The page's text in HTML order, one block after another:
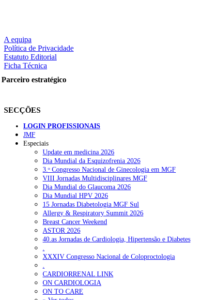
A equipa
Política de Privacidade
Estatuto Editorial
Ficha Técnica
Parceiro estratégico
SECÇÕES
LOGIN PROFISSIONAIS
JMF
Especiais
Update em medicina 2026
Dia Mundial da Esquizofrenia 2026
3.ᵒ Congresso Nacional de Ginecologia em MGF
VIII Jornadas Multidisciplinares MGF
Dia Mundial do Glaucoma 2026
Dia Mundial HPV 2026
15 Jornadas Diabetologia MGF Sul
Allergy & Respiratory Summit 2026
Breast Cancer Weekend
ASTOR 2026
40.as Jornadas de Cardiologia, Hipertensão e Diabetes
XXXIV Congresso Nacional de Coloproctologia
CARDIORRENAL LINK
ON CARDIOLOGIA
ON TO CARE